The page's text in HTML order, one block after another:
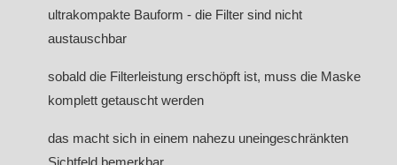
ultrakompakte Bauform - die Filter sind nicht
austauschbar
sobald die Filterleistung erschöpft ist, muss die Maske
komplett getauscht werden
das macht sich in einem nahezu uneingeschränkten
Sichtfeld bemerkbar